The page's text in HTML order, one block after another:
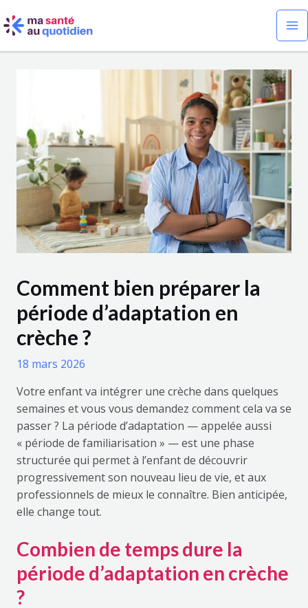
au
Comment bien préparer la
période d’adaptation en
crèche ?
18 mars 2026
Votre enfant va intégrer une crèche dans quelques
semaines et vous vous demandez comment cela va se
passer ? La période d’adaptation — appelée aussi
« période de familiarisation » — est une phase
structurée qui permet à l’enfant de découvrir
progressivement son nouveau lieu de vie, et aux
professionnels de mieux le connaître. Bien anticipée,
elle change tout.
Combien de temps dure la
période d’adaptation en crèche
?
des